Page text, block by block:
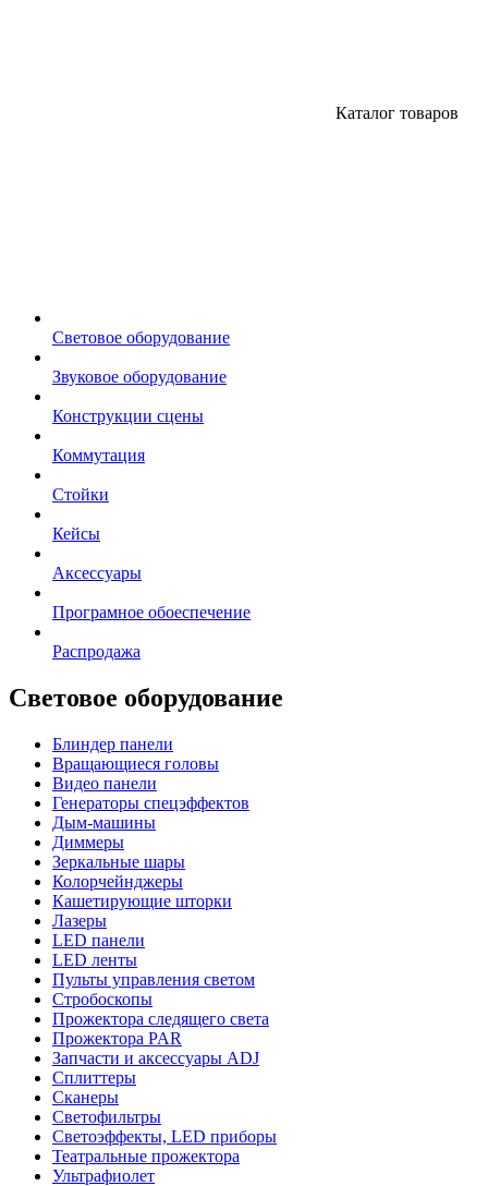
Каталог товаров
Световое оборудование
Звуковое оборудование
Конструкции сцены
Коммутация
Стойки
Кейсы
Аксессуары
Програмное обоеспечение
Распродажа
Световое оборудование
Блиндер панели
Вращающиеся головы
Видео панели
Генераторы спецэффектов
Дым-машины
Диммеры
Зеркальные шары
Колорчейнджеры
Кашетирующие шторки
Лазеры
LED панели
LED ленты
Пульты управления светом
Стробоскопы
Прожектора следящего света
Прожектора PAR
Запчасти и аксессуары ADJ
Сплиттеры
Сканеры
Светофильтры
Светоэффекты, LED приборы
Театральные прожектора
Ультрафиолет